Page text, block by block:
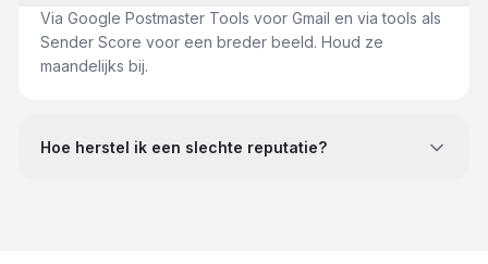
Via Google Postmaster Tools voor Gmail en via tools als
Sender Score voor een breder beeld. Houd ze
maandelijks bij.
Hoe herstel ik een slechte reputatie?